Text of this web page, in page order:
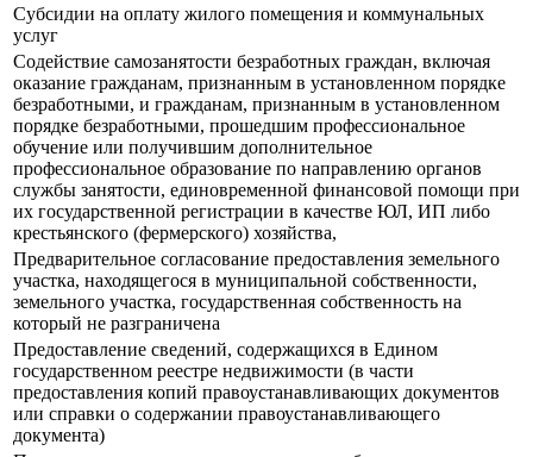
Субсидии на оплату жилого помещения и коммунальных
услуг
Содействие самозанятости безработных граждан, включая
оказание гражданам, признанным в установленном порядке
безработными, и гражданам, признанным в установленном
порядке безработными, прошедшим профессиональное
обучение или получившим дополнительное
профессиональное образование по направлению органов
службы занятости, единовременной финансовой помощи при
их государственной регистрации в качестве ЮЛ, ИП либо
крестьянского (фермерского) хозяйства,
Предварительное согласование предоставления земельного
участка, находящегося в муниципальной собственности,
земельного участка, государственная собственность на
который не разграничена
Предоставление сведений, содержащихся в Едином
государственном реестре недвижимости (в части
предоставления копий правоустанавливающих документов
или справки о содержании правоустанавливающего
документа)